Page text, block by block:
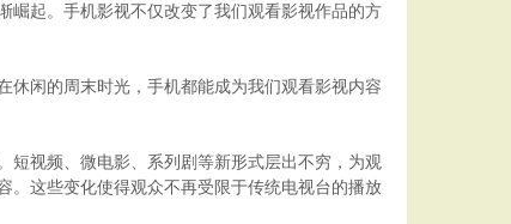
崛起。手机影视不仅改变了我们观看影视作品的方
休闲的周末时光，手机都能成为我们观看影视内容
短视频、微电影、系列剧等新形式层出不穷，为观
。这些变化使得观众不再受限于传统电视台的播放